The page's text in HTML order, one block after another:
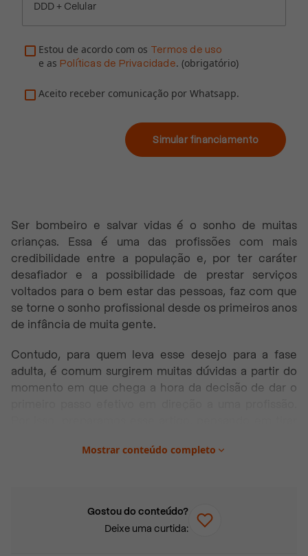
DDD + Celular
Estou de acordo com os Termos de uso
e as Políticas de Privacidade. (obrigatório)
Aceito receber comunicação por Whatsapp.
Simular financiamento
Ser bombeiro e salvar vidas é o sonho de muitas
crianças. Essa é uma das profissões com mais
credibilidade entre a população e, por ter caráter
desafiador e a possibilidade de prestar serviços
voltados para o bem estar das pessoas, faz com que
se torne o sonho profissional desde os primeiros anos
de infância de muita gente.
Contudo, para quem leva esse desejo para a fase
adulta, é comum surgirem muitas dúvidas a partir do
momento em que chega a hora da decisão de dar o
nesse momento.Mostrar conteúdo completo
Gostou do conteúdo?
Deixe uma curtida: